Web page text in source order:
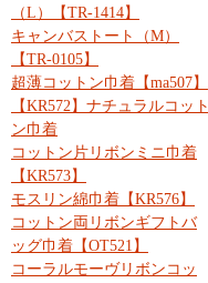
（L）【TR-1414】
キャンバストート（M）
【TR-0105】
超薄コットン巾着【ma507】
【KR572】ナチュラルコット
ン巾着
コットン片リボンミニ巾着
【KR573】
モスリン綿巾着【KR576】
コットン両リボンギフトバ
ッグ巾着【OT521】
コーラルモーヴリボンコッ